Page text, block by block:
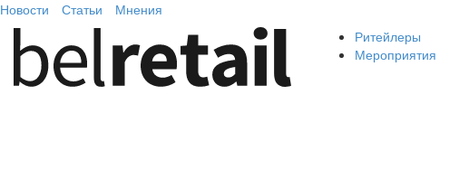
Новости Статьи Мнения
Ритейлеры
Мероприятия